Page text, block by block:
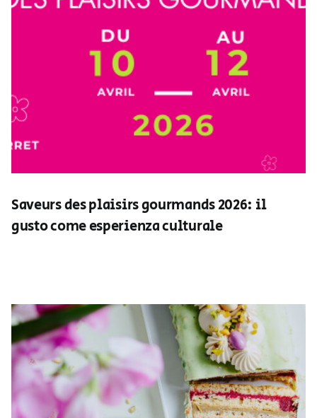
Saveurs des plaisirs gourmands 2026: il
gusto come esperienza culturale